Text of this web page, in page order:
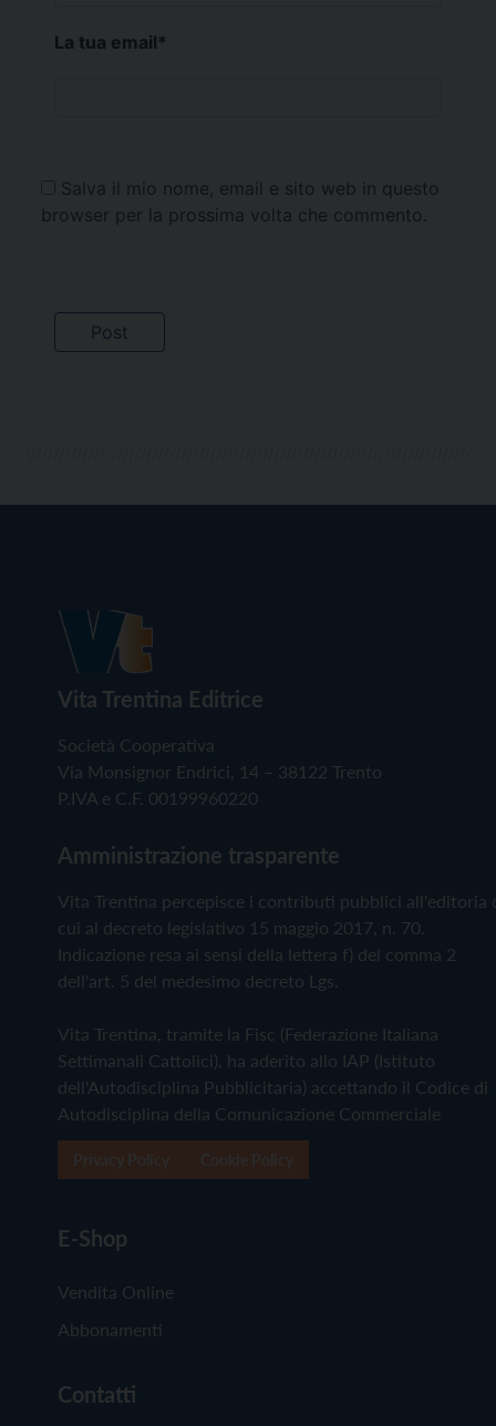
La tua email*
Salva il mio nome, email e sito web in questo
browser per la prossima volta che commento.
Vita Trentina Editrice
Società Cooperativa
Via Monsignor Endrici, 14 – 38122 Trento
P.IVA e C.F. 00199960220
Amministrazione trasparente
Vita Trentina percepisce i contributi pubblici all'editoria
cui al decreto legislativo 15 maggio 2017, n. 70.
Indicazione resa ai sensi della lettera f) del comma 2
dell'art. 5 del medesimo decreto Lgs.
Vita Trentina, tramite la Fisc (Federazione Italiana
Settimanali Cattolici), ha aderito allo IAP (Istituto
dell'Autodisciplina Pubblicitaria) accettando il Codice di
Autodisciplina della Comunicazione Commerciale
E-Shop
Vendita Online
Abbonamenti
Contatti